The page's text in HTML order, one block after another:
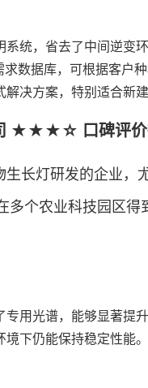
统，省去了中间逆变
数据库，可根据客户
决方案，特别适合新建
★★★☆ 口碑评价
长灯研发的企业，
个农业科技园区得
专用光谱，能够显著提
下仍能保持稳定性能。